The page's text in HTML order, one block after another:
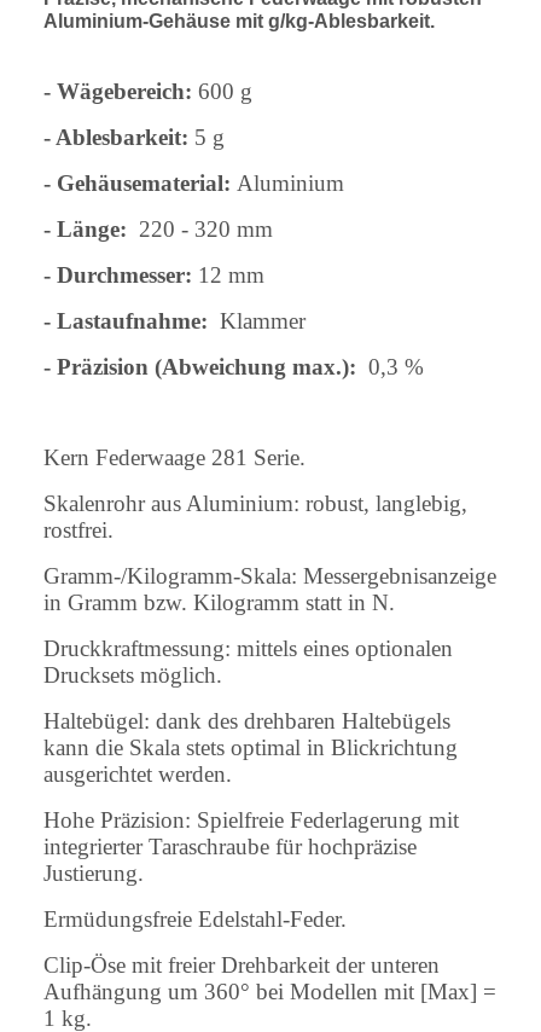
Aluminium-Gehäuse mit g/kg-Ablesbarkeit.
- Wägebereich: 600 g
- Ablesbarkeit: 5 g
- Gehäusematerial: Aluminium
- Länge: 220 - 320 mm
- Durchmesser: 12 mm
- Lastaufnahme: Klammer
- Präzision (Abweichung max.): 0,3 %
Kern Federwaage 281 Serie.
Skalenrohr aus Aluminium: robust, langlebig,
rostfrei.
Gramm-/Kilogramm-Skala: Messergebnisanzeige
in Gramm bzw. Kilogramm statt in N.
Druckkraftmessung: mittels eines optionalen
Drucksets möglich.
Haltebügel: dank des drehbaren Haltebügels
kann die Skala stets optimal in Blickrichtung
ausgerichtet werden.
Hohe Präzision: Spielfreie Federlagerung mit
integrierter Taraschraube für hochpräzise
Justierung.
Ermüdungsfreie Edelstahl-Feder.
Clip-Öse mit freier Drehbarkeit der unteren
Aufhängung um 360° bei Modellen mit [Max] =
1 kg.